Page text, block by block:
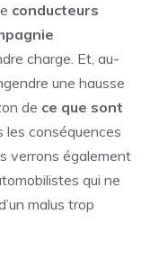
conducteurs
charge. Et, au-
une hausse
de ce que sont
les conséquences
verrons également
qui ne
malus trop